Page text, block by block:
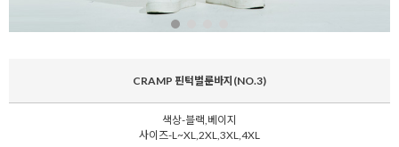
CRAMP 핀턱벌룬바지(NO.3)
색상-블랙,베이지
사이즈-L~XL,2XL,3XL,4XL